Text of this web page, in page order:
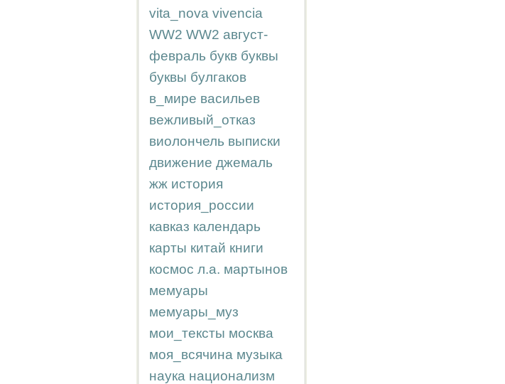
vita_nova vivencia
WW2 WW2 август-
февраль букв буквы
буквы булгаков
в_мире васильев
вежливый_отказ
виолончель выписки
движение джемаль
жж история
история_россии
кавказ календарь
карты китай книги
космос л.а. мартынов
мемуары
мемуары_муз
мои_тексты москва
моя_всячина музыка
наука национализм